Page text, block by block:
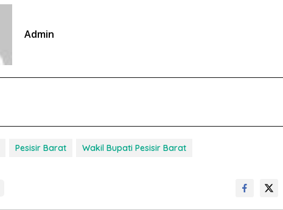
Admin
Pesisir Barat Wakil Bupati Pesisir Barat